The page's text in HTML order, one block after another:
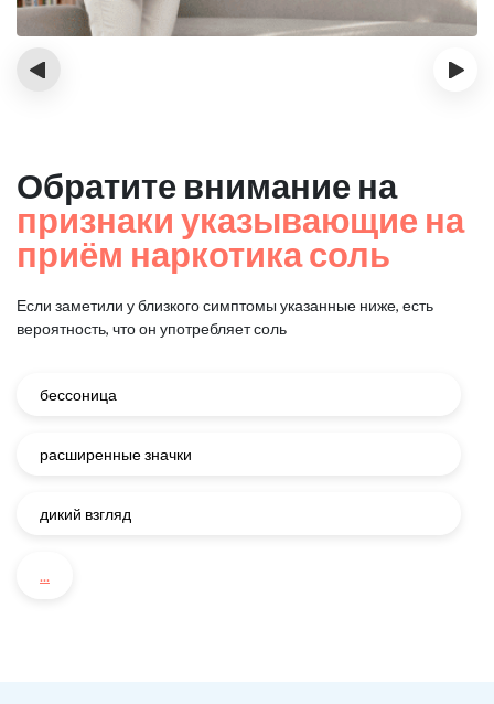
‹ ›
Обратите внимание на
признаки указывающие на
приём наркотика соль
Если заметили у близкого симптомы указанные ниже, есть
вероятность, что он употребляет соль
бессоница
расширенные значки
дикий взгляд
...